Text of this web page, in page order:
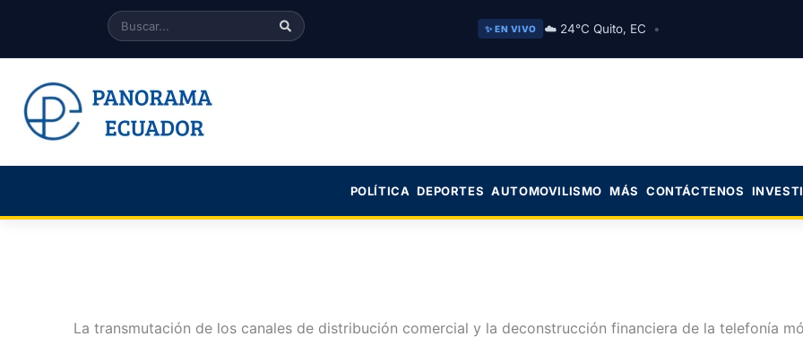
content
Search
✨ EN VIVO ☁️ 24°C Quito, EC •
POLÍTICA DEPORTES AUTOMOVILISMO MÁS CONTÁCTENOS
La transmutación de los canales de distribución comercial y la deconstrucción financiera de la telefonía